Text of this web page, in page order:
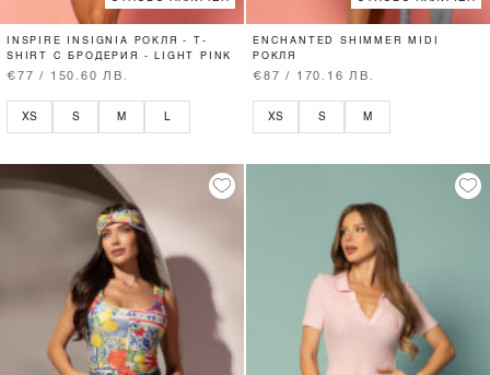
INSPIRE INSIGNIA РОКЛЯ - T-
SHIRT С БРОДЕРИЯ - LIGHT PINK
€77 / 150.60 ЛВ.
XS S M L
ENCHANTED SHIMMER MIDI
РОКЛЯ
€87 / 170.16 ЛВ.
XS S M